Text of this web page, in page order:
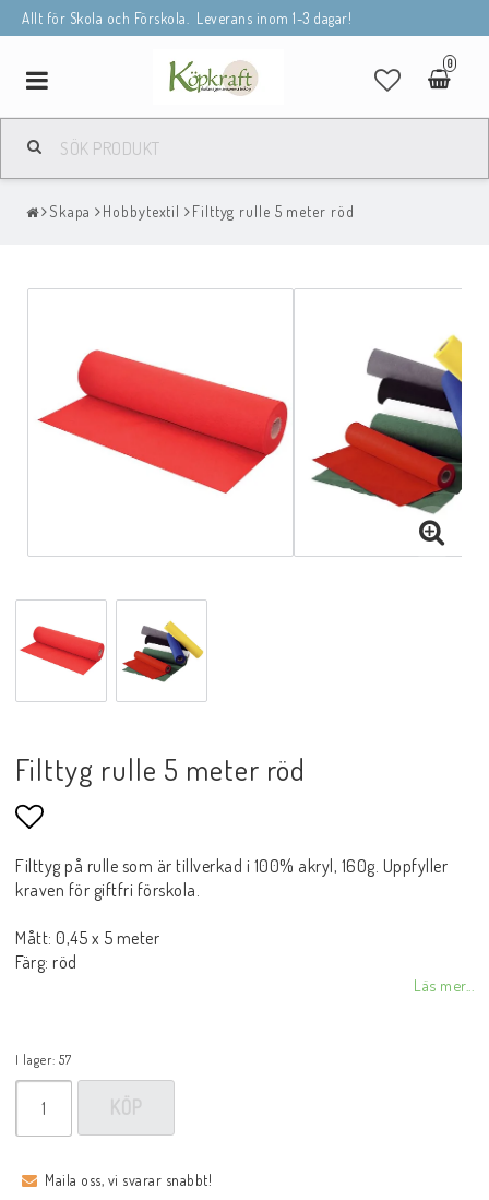
Allt för Skola och Förskola. Leverans inom 1-3 dagar!
0
Toggle
navigation
Skapa Hobbytextil Filttyg rulle 5 meter röd
Filttyg rulle 5 meter röd
Lägg till i favoritlistan
Filttyg på rulle som är tillverkad i 100% akryl, 160g. Uppfyller
kraven för giftfri förskola.
Mått: 0,45 x 5 meter
Färg: röd
Läs mer...
I lager: 57
KÖP
Maila oss, vi svarar snabbt!